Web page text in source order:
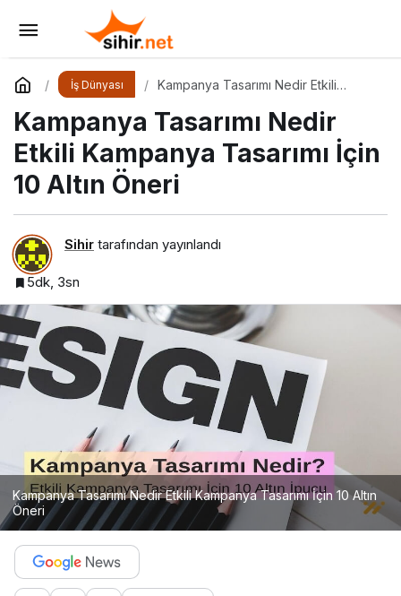
İş Dünyası
Kampanya Tasarımı Nedir Etkili
Kampanya Tasarımı Nedir
Etkili Kampanya Tasarımı İçin
10 Altın Öneri
Sihir tarafından yayınlandı
5dk, 3sn
Kampanya Tasarımı Nedir Etkili Kampanya Tasarımı İçin 10 Altın
Öneri
Marka Konumlandırma Nedir Etkili Marka
Konumlandırma İçin 10 Altın İpucu
Yorum Yap